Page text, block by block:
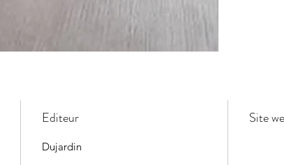
Editeur
Dujardin
Site